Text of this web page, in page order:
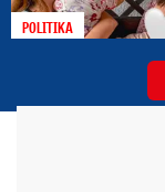
POLITIKA